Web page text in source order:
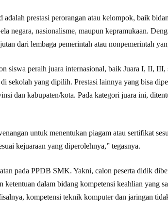
prestasi perorangan atau kelompok, baik
negara, nasionalisme, maupun kepramukaan.
dari lembaga pemerintah atau nonpemerintah
siswa peraih juara internasional, baik Juara I, II, III,
sekolah yang dipilih. Prestasi lainnya yang bisa
dan kabupaten/kota. Pada kategori juara ini,
untuk menentukan piagam atau sertifikat
kejuaraan yang diperolehnya,” tegasnya.
pada PPDB SMK. Yakni, calon peserta didik
ketentuan dalam bidang kompetensi keahlian yang
kompetensi teknik komputer dan jaringan